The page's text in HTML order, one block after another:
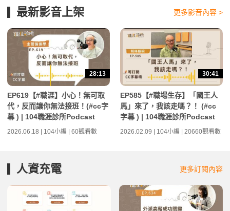
最新影音上架 更多影音內容 >
28:13
EP619【#職涯】小心！無可取
代，反而讓你無法接班！(#cc字
幕 ) | 104職涯診所Podcast
2026.06.18 | 104小編 | 60觀看數
30:41
EP585【#職場生存】「國王人
馬」來了，我該走嗎？！ (#cc
字幕 ) | 104職涯診所Podcast
2026.02.09 | 104小編 | 20660觀看數
人資充電 更多訂閱內容